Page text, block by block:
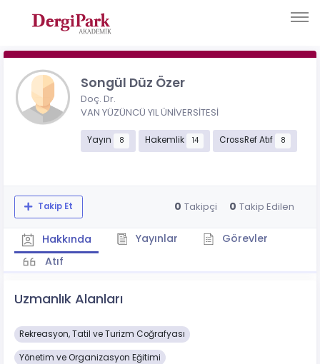
Songül Düz Özer
Doç. Dr.
VAN YÜZÜNCÜ YIL ÜNİVERSİTESİ
Yayın 8 Hakemlik 14 CrossRef Atıf 8
Takip Et 0 Takipçi 0 Takip Edilen
Hakkında Yayınlar
Görevler
Atıf
Uzmanlık Alanları
Rekreasyon, Tatil ve Turizm Coğrafyası
Yönetim ve Organizasyon Eğitimi